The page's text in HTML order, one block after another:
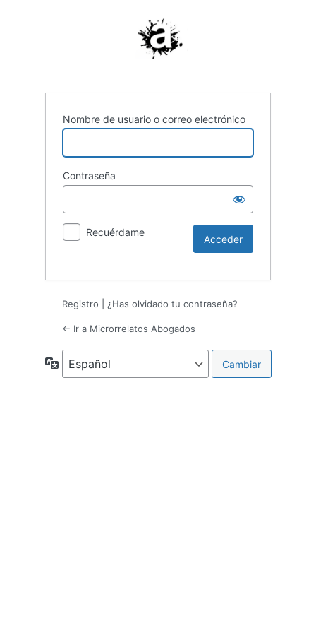
Nombre de usuario o correo electrónico
Contraseña
Recuérdame
Registro ¿Has olvidado tu contraseña?
← Ir a Microrrelatos Abogados
Idioma